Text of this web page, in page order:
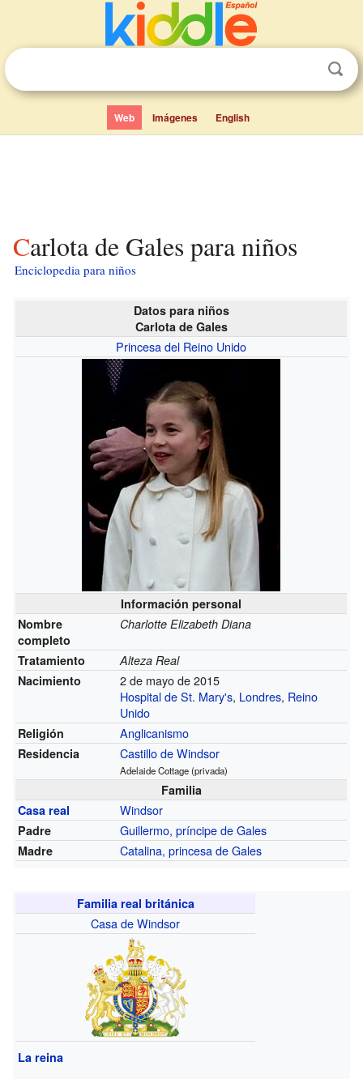
Web Imágenes English
Carlota de Gales para niños
Enciclopedia para niños
Datos para niños
Carlota de Gales
Princesa del Reino Unido
Información personal
Nombre
completo
Charlotte Elizabeth Diana
Tratamiento
Alteza Real
Nacimiento
2 de mayo de 2015
Hospital de St. Mary's, Londres, Reino
Unido
Religión Anglicanismo
Residencia Castillo de Windsor
Adelaide Cottage (privada)
Familia
Casa real
Windsor
Padre Guillermo, príncipe de Gales
Madre Catalina, princesa de Gales
Familia real británica
Casa de Windsor
La reina